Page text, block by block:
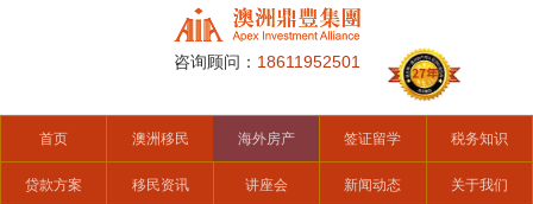
咨询顾问： 18611952501
首页 澳洲移民 海外房产 签证留学 税务知识
贷款方案 移民资讯 讲座会 新闻动态 关于我们